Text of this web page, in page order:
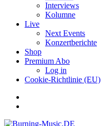
Interviews
Kolumne
Live
Next Events
Konzertberichte
Shop
Premium Abo
Log in
Cookie-Richtlinie (EU)